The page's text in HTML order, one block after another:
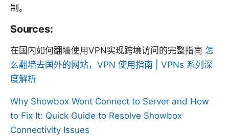
制。
Sources:
在国内如何翻墙使用VPN实现跨境访问的完整指南 怎
么翻墙去国外的网站，VPN 使用指南 | VPNs 系列深
度解析
Why Showbox Wont Connect to Server and How
to Fix It: Quick Guide to Resolve Showbox
Connectivity Issues